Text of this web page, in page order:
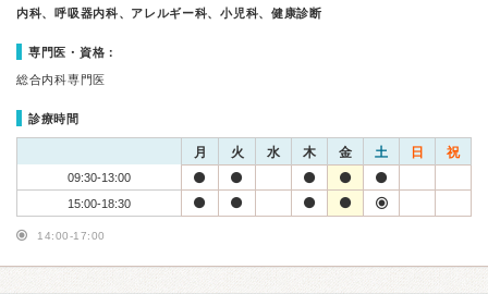
内科、呼吸器内科、アレルギー科、小児科、健康診断
専門医・資格：
総合内科専門医
診療時間
月 火 水 木 金 土 日 祝
09:30-13:00
15:00-18:30
14:00-17:00